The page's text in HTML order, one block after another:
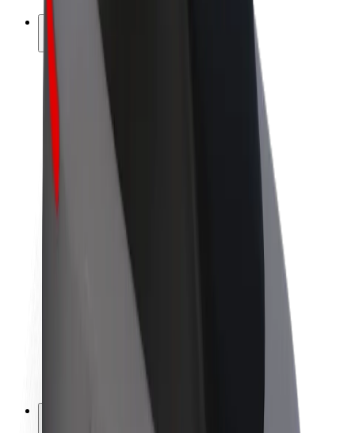
Karrier
A Boltról
Fenntarthatóság a Boltnál
Project Zero
Sajtószoba
Befektetői kapcsolatok